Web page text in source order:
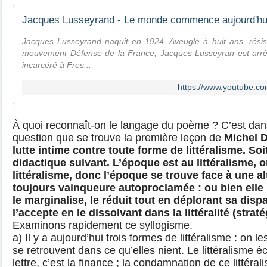
Jacques Lusseyrand naquit en 1924. Aveugle à huit ans,
mouvement Défense de la France, Jacques Lusseyran est
incarcéré à Fres...
https://
À quoi reconnaît-on le langage du poème ? C’est
question que se trouve la première leçon de Michel
lutte intime contre toute forme de littéralisme.
didactique suivant. L’époque est au littéralisme,
littéralisme, donc l’époque se trouve face à une
toujours vainqueure autoproclamée : ou bien elle
le marginalise, le réduit tout en déplorant sa
l’accepte en le dissolvant dans la littéralité
Examinons rapidement ce syllogisme.
a) Il y a aujourd’hui trois formes de littéralisme : on
se retrouvent dans ce qu’elles nient. Le littéralisme
lettre, c’est la finance ; la condamnation de ce